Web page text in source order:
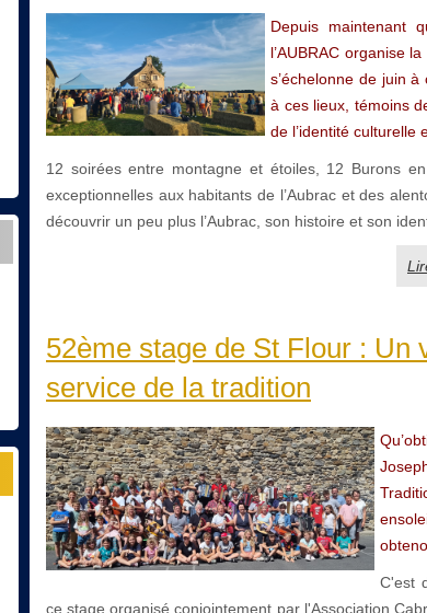
Depuis maintenant
l’AUBRAC organise
s’échelonne de juin
à ces lieux, témoins
de l’identité culturelle
12 soirées entre montagne et étoiles, 12 Burons
exceptionnelles aux habitants de l’Aubrac et des
découvrir un peu plus l’Aubrac, son histoire et son
52ème stage de St Flour : Un
service de la tradition
C'est
ce stage organisé conjointement par l'Association